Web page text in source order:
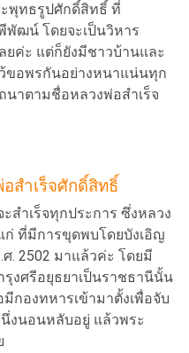
พุทธรูปศักดิ์สิทธิ์ ที่
พัฒน์ โดยจะเป็นวิหาร
ยค่ะ แต่ก็ยังมีชาวบ้านและ
ขอพรกันอย่างหนาแน่นทุก
าตามชื่อหลวงพ่อสำเร็จ
สำเร็จศักดิ์สิทธิ์
สำเร็จทุกประการ ซึ่งหลวง
ก่ ที่มีการขุดพบโดยบังเอิญ
. 2502 มาแล้วค่ะ โดยมี
รุงศรีอยุธยาเป็นราชธานีนั้น
กองทหารเข้ามาตั้งเพื่อจับ
งนอนหลับอยู่ แล้วพระ